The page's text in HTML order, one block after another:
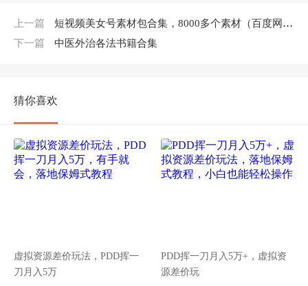
上一篇
短视频美女号素材包合集，8000多个素材（百度网盘）
下一篇
中医外治各法书籍合集
猜你喜欢
虚拟资源差价玩法，PDD挥一
刀月入5万
PDD挥一刀月入5万+，虚拟资
源差价玩